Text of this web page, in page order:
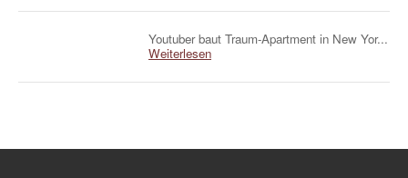
Youtuber baut Traum-Apartment in New Yor...
Weiterlesen